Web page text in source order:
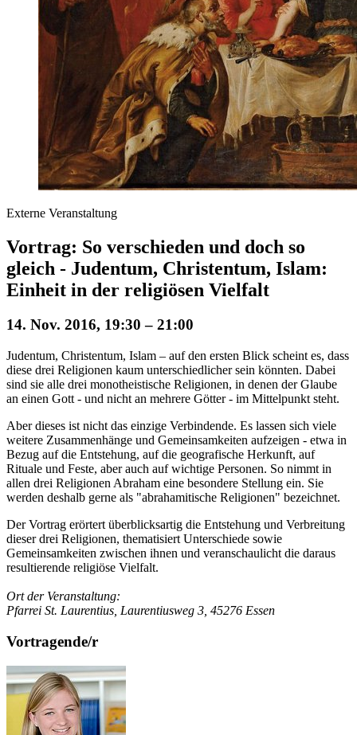
Externe Veranstaltung
Vortrag: So verschieden und doch so
gleich - Judentum, Christentum, Islam:
Einheit in der religiösen Vielfalt
14. Nov. 2016, 19:30 – 21:00
Judentum, Christentum, Islam – auf den ersten Blick scheint es, dass
diese drei Religionen kaum unterschiedlicher sein könnten. Dabei
sind sie alle drei monotheistische Religionen, in denen der Glaube
an einen Gott - und nicht an mehrere Götter - im Mittelpunkt steht.
Aber dieses ist nicht das einzige Verbindende. Es lassen sich viele
weitere Zusammenhänge und Gemeinsamkeiten aufzeigen - etwa in
Bezug auf die Entstehung, auf die geografische Herkunft, auf
Rituale und Feste, aber auch auf wichtige Personen. So nimmt in
allen drei Religionen Abraham eine besondere Stellung ein. Sie
werden deshalb gerne als "abrahamitische Religionen" bezeichnet.
Der Vortrag erörtert überblicksartig die Entstehung und Verbreitung
dieser drei Religionen, thematisiert Unterschiede sowie
Gemeinsamkeiten zwischen ihnen und veranschaulicht die daraus
resultierende religiöse Vielfalt.
Ort der Veranstaltung:
Pfarrei St. Laurentius, Laurentiusweg 3, 45276 Essen
Vortragende/r